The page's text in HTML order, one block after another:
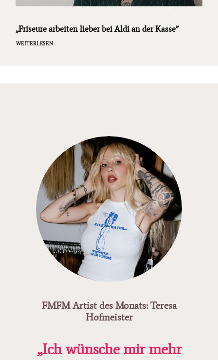
„Friseure arbeiten lieber bei Aldi an der Kasse”
WEITERLESEN
FMFM Artist des Monats: Teresa
Hofmeister
„Ich wünsche mir mehr